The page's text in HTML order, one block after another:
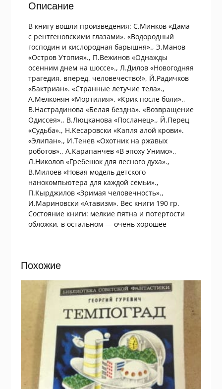
Описание
В книгу вошли произведения: С.Минков «Дама
с рентгеновскими глазами». «Водородный
господин и кислородная барышня»., Э.Манов
«Остров Утопия»., П.Вежинов «Однажды
осенним днем на шоссе»., Л.Дилов «Новогодняя
трагедия. вперед, человечество!», Й.Радичков
«Бактриан». «Странные летучие тела».,
А.Мелконян «Мортилия». «Крик после боли».,
В.Настрадинова «Белая бездна». «Возвращение
Одиссея»., В.Люцканова «Посланец»., Й.Перец
«Судьба»., Н.Кесаровски «Капля алой крови».
«Элипан»., И.Тенев «Охотник на ржавых
роботов»., А.Карапанчев «В эпоху Унимо».,
Л.Николов «Гребешок для лесного духа».,
В.Милоев «Новая модель детского
нанокомпьютера для каждой семьи».,
П.Кырджилов «Зримая человечность».,
И.Мариновски «Атавизм». Вес книги 190 гр.
Состояние книги: мелкие пятна и потертости
обложки, в остальном — очень хорошее
Похожие